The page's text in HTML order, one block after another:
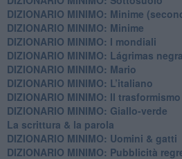
DIZIONARIO MINIMO: Minime
DIZIONARIO MINIMO: Minime
DIZIONARIO MINIMO: ​I mondiali
DIZIONARIO MINIMO: ​Lágrimas
DIZIONARIO MINIMO: Mario
DIZIONARIO MINIMO: L’italiano
DIZIONARIO MINIMO: Il trasformismo
DIZIONARIO MINIMO: Giallo-verde
La scrittura & la parola
​DIZIONARIO MINIMO: Uomini & gatti
DIZIONARIO MINIMO: ​Pubblicità